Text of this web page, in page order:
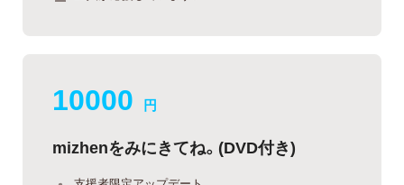
10000 円
mizhenをみにきてね。(DVD付き)